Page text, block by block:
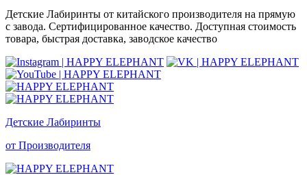
Детские Лабиринты от китайского производителя на прямую
с завода. Сертифицированное качество. Доступная стоимость
товара, быстрая доставка, заводское качество
Детские Лабиринты
от Производителя